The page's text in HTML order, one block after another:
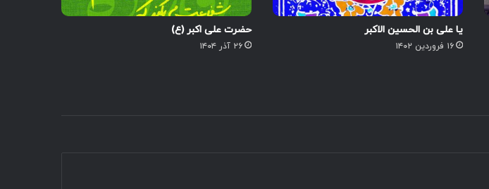
یا علی بن الحسین الاکبر
۱۶ فروردین ۱۴۰۲
حضرت علی اکبر (ع)
۲۶ آذر ۱۴۰۴